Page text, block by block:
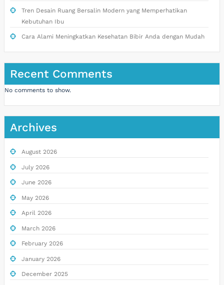
Tren Desain Ruang Bersalin Modern yang Memperhatikan
Kebutuhan Ibu
Cara Alami Meningkatkan Kesehatan Bibir Anda dengan Mudah
Recent Comments
No comments to show.
Archives
August 2026
July 2026
June 2026
May 2026
April 2026
March 2026
February 2026
January 2026
December 2025